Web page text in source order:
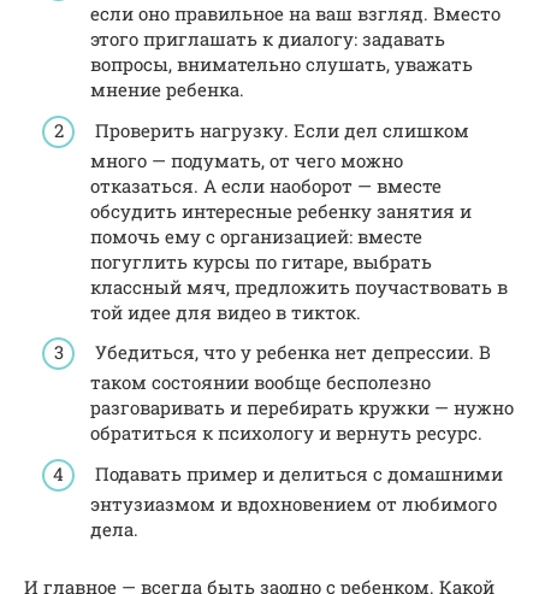
если оно правильное на ваш взгляд. Вместо
этого приглашать к диалогу: задавать
вопросы, внимательно слушать, уважать
мнение ребенка.
Проверить нагрузку. Если дел слишком
много — подумать, от чего можно
отказаться. А если наоборот — вместе
обсудить интересные ребенку занятия и
помочь ему с организацией: вместе
погуглить курсы по гитаре, выбрать
классный мяч, предложить поучаствовать в
той идее для видео в тикток.
Убедиться, что у ребенка нет депрессии. В
таком состоянии вообще бесполезно
разговаривать и перебирать кружки — нужно
обратиться к психологу и вернуть ресурс.
Подавать пример и делиться с домашними
энтузиазмом и вдохновением от любимого
дела.
И главное — всегда быть заодно с ребенком. Какой